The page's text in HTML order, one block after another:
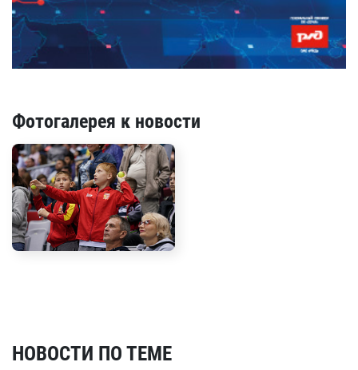
Фотогалерея к новости
НОВОСТИ ПО ТЕМЕ